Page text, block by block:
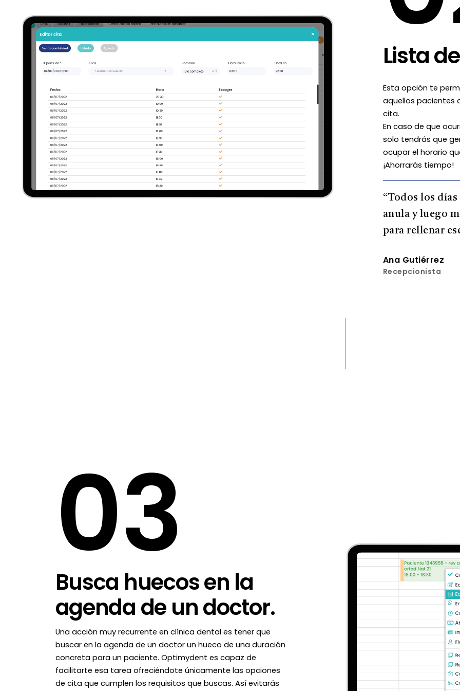
Lista
Esta opción te
aquellos pacientes
cita.
En caso de que
solo tendrás que
ocupar el horario
¡Ahorrarás tiempo!
“Todos los
anula y luego
para rellenar
Ana Gutiérrez
Recepcionista
03
Busca huecos en la
agenda de un doctor.
Una acción muy recurrente en clínica dental es tener que
buscar en la agenda de un doctor un hueco de una duración
concreta para un paciente. Optimydent es capaz de
facilitarte esa tarea ofreciéndote únicamente las opciones
de cita que cumplen los requisitos que buscas. Así evitarás